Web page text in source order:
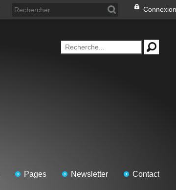
Connexion
Pages Newsletter Contact